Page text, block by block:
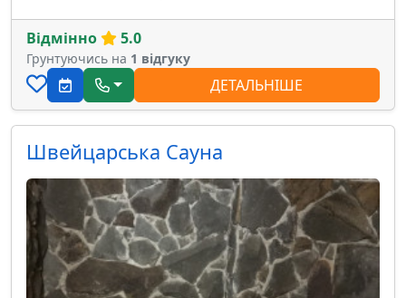
Відмінно 5.0
Грунтуючись на 1 відгуку
ДЕТАЛЬНІШЕ
Швейцарська Сауна